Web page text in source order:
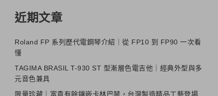
近期文章
Roland FP 系列歷代電鋼琴介紹｜從 FP10 到 FP90 一次看
懂
TAGIMA BRASIL T-930 ST 型漸層色電吉他｜經典外型與多
元音色兼具
限量珍藏｜富貴有餘鑲嵌卡林巴琴，台灣製造精品工藝登場